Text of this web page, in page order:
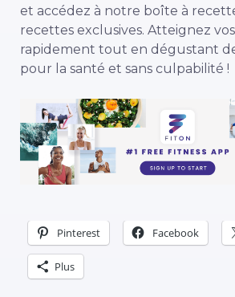
et accédez à notre boîte à
recettes exclusives. Atteignez
rapidement tout en dégustant
pour la santé et sans culpabilité !
Pinterest Facebook
Plus